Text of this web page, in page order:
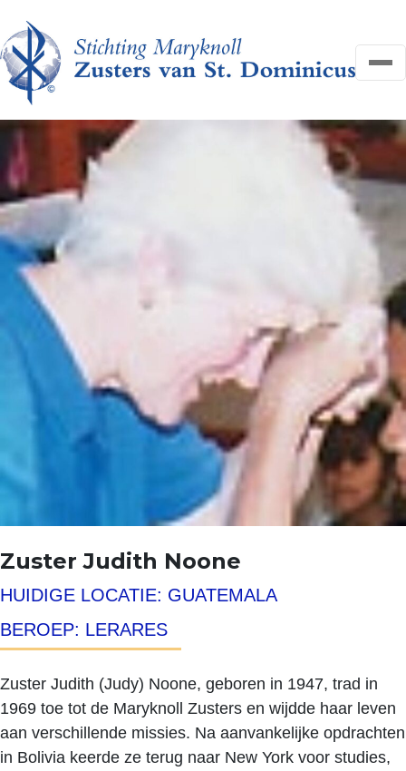
Search
Zuster Judith Noone
HUIDIGE LOCATIE: GUATEMALA
BEROEP: LERARES
Zuster Judith (Judy) Noone, geboren in 1947, trad in
1969 toe tot de Maryknoll Zusters en wijdde haar leven
aan verschillende missies. Na aanvankelijke opdrachten
in Bolivia keerde ze terug naar New York voor studies,